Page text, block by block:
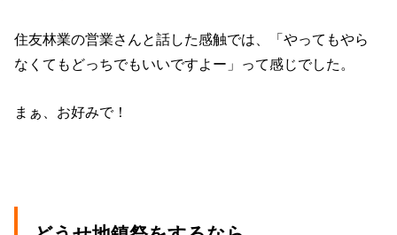
住友林業の営業さんと話した感触では、「やってもやら
なくてもどっちでもいいですよー」って感じでした。
まぁ、お好みで！